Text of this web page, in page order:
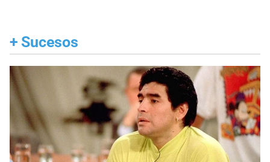
+ Sucesos